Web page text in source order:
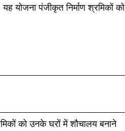
योजना पंजीकृत निर्माण श्रमिकों को
को उनके घरों में शौचालय बनाने